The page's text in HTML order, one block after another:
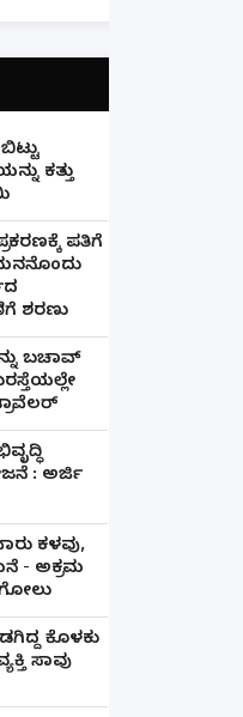
ಕತ್ತು
ಪತಿಗೆ
ಶರಣು
ಬಚಾವ್
: ಅರ್ಜಿ
ಕಳವು,
- ಅಕ್ರಮ
ಕೊಳಕು
ಸಾವು